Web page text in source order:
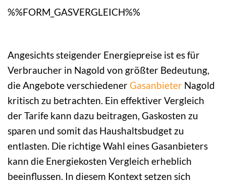
%%FORM_GASVERGLEICH%%
Angesichts steigender Energiepreise ist es für
Verbraucher in Nagold von größter Bedeutung,
die Angebote verschiedener Gasanbieter Nagold
kritisch zu betrachten. Ein effektiver Vergleich
der Tarife kann dazu beitragen, Gaskosten zu
sparen und somit das Haushaltsbudget zu
entlasten. Die richtige Wahl eines Gasanbieters
kann die Energiekosten Vergleich erheblich
beeinflussen. In diesem Kontext setzen sich